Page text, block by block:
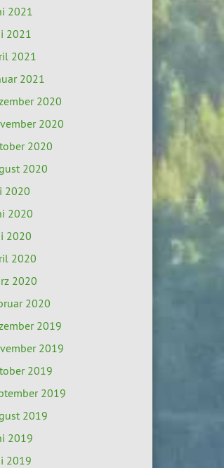
2021
2021
2021
2021
2020
2020
2020
2020
2020
2020
2020
2020
2020
2020
2019
2019
2019
2019
2019
2019
2019